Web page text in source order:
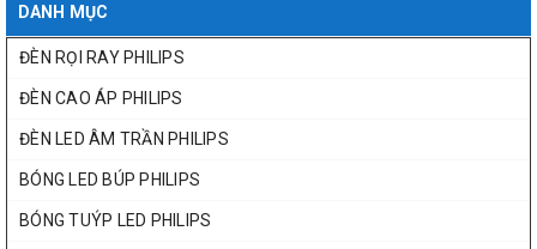
DANH MỤC
ĐÈN RỌI RAY PHILIPS
ĐÈN CAO ÁP PHILIPS
ĐÈN LED ÂM TRẦN PHILIPS
BÓNG LED BÚP PHILIPS
BÓNG TUÝP LED PHILIPS